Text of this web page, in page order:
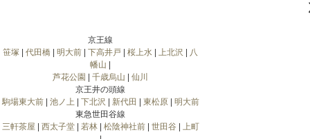
京王線
笹塚
代田橋 明大前 下高井戸 桜上水 上北沢
八
幡山
芦花公園
千歳烏山
仙川
京王井の頭線
駒場東大前| 池ノ上 下北沢 新代田 東松原| 明大前
東急世田谷線
三軒茶屋
西太子堂| 若林| 松陰神社前| 世田谷
上町